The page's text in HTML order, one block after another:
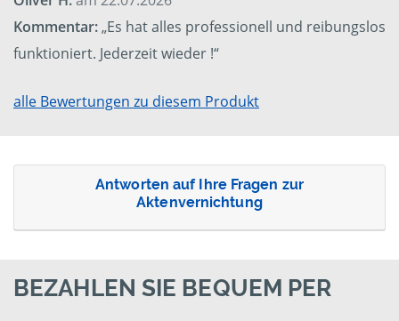
Kommentar:„Es hat alles professionell und reibungslos
funktioniert. Jederzeit wieder !“
alle Bewertungen zu diesem Produkt
Antworten auf Ihre Fragen zur
Aktenvernichtung
BEZAHLEN SIE BEQUEM PER